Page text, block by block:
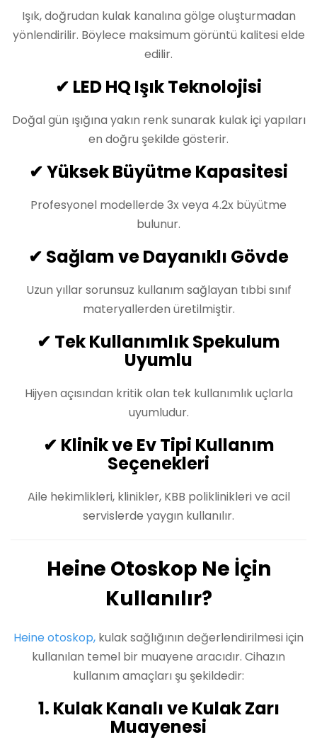
Işık, doğrudan kulak kanalına gölge oluşturmadan
yönlendirilir. Böylece maksimum görüntü kalitesi elde
edilir.
✔ LED HQ Işık Teknolojisi
Doğal gün ışığına yakın renk sunarak kulak içi yapıları
en doğru şekilde gösterir.
✔ Yüksek Büyütme Kapasitesi
Profesyonel modellerde 3x veya 4.2x büyütme
bulunur.
✔ Sağlam ve Dayanıklı Gövde
Uzun yıllar sorunsuz kullanım sağlayan tıbbi sınıf
materyallerden üretilmiştir.
✔ Tek Kullanımlık Spekulum
Uyumlu
Hijyen açısından kritik olan tek kullanımlık uçlarla
uyumludur.
✔ Klinik ve Ev Tipi Kullanım
Seçenekleri
Aile hekimlikleri, klinikler, KBB poliklinikleri ve acil
servislerde yaygın kullanılır.
Heine Otoskop Ne İçin
Kullanılır?
Heine otoskop, kulak sağlığının değerlendirilmesi için
kullanılan temel bir muayene aracıdır. Cihazın
kullanım amaçları şu şekildedir:
1. Kulak Kanalı ve Kulak Zarı
Muayenesi